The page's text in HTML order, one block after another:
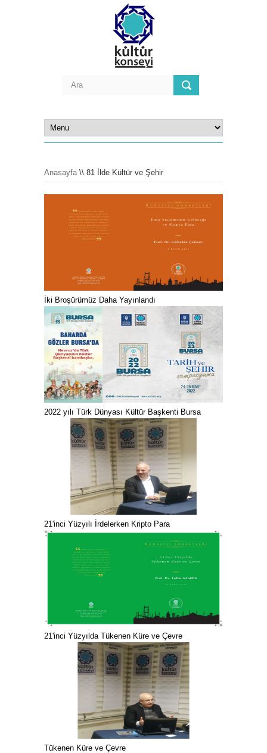
Anasayfa\\ 81 İlde Kültür ve Şehir
İki Broşürümüz Daha Yayınlandı
2022 yılı Türk Dünyası Kültür Başkenti Bursa
21'inci Yüzyılı İrdelerken Kripto Para
21'inci Yüzyılda Tükenen Küre ve Çevre
Tükenen Küre ve Çevre